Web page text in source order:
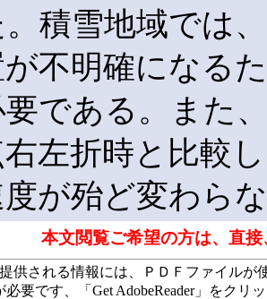
積雪地域では
不明確になる
である。また
左折時と比較
が殆ど変わら
本文閲覧ご希望の方は、直
供される情報には、ＰＤＦファイル
必要です、「Get AdobeReader」をク